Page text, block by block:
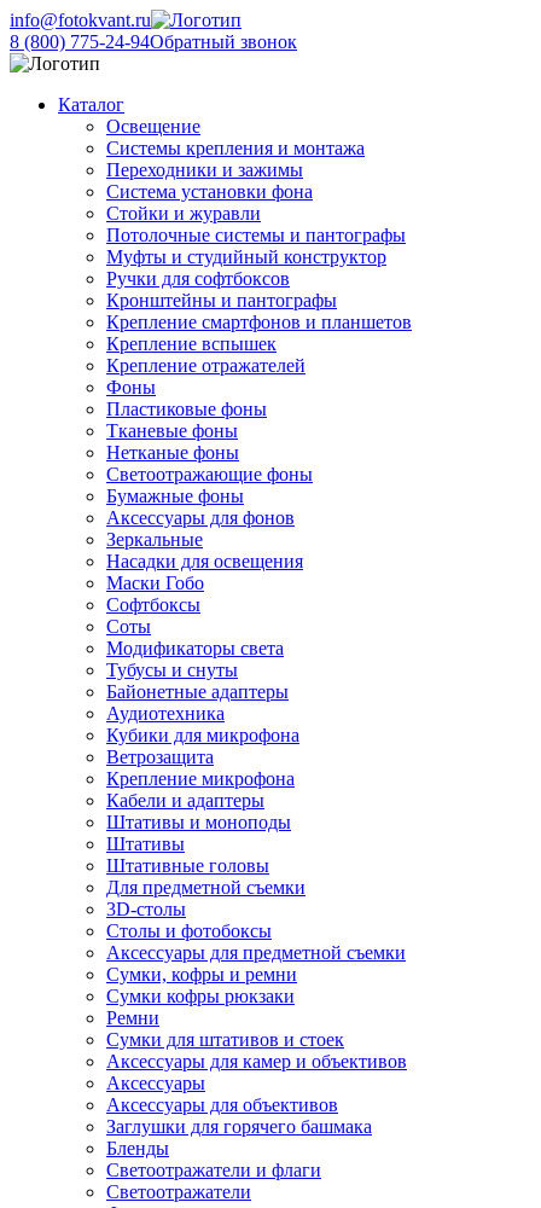
info@fotokvant.ru
8 (800) 775-24-94Обратный звонок
Каталог
Освещение
Системы крепления и монтажа
Переходники и зажимы
Система установки фона
Стойки и журавли
Потолочные системы и пантографы
Муфты и студийный конструктор
Ручки для софтбоксов
Кронштейны и пантографы
Крепление смартфонов и планшетов
Крепление вспышек
Крепление отражателей
Фоны
Пластиковые фоны
Тканевые фоны
Нетканые фоны
Светоотражающие фоны
Бумажные фоны
Аксессуары для фонов
Зеркальные
Насадки для освещения
Маски Гобо
Софтбоксы
Соты
Модификаторы света
Тубусы и снуты
Байонетные адаптеры
Аудиотехника
Кубики для микрофона
Ветрозащита
Крепление микрофона
Кабели и адаптеры
Штативы и моноподы
Штативы
Штативные головы
Для предметной съемки
3D-столы
Столы и фотобоксы
Аксессуары для предметной съемки
Сумки, кофры и ремни
Сумки кофры рюкзаки
Ремни
Сумки для штативов и стоек
Аксессуары для камер и объективов
Аксессуары
Аксессуары для объективов
Заглушки для горячего башмака
Бленды
Светоотражатели и флаги
Светоотражатели